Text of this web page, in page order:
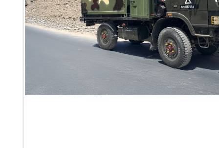
Oxygen Boosting System For Oxygen Generation Plant Psa
Inertia Test Facility
Advanced Test & Calibration Bench for Integrated Fuel
Integration Simulator
Vehicle-Mounted Expandable Battery Command Post (BCP)
Universal Self-Generating Nitrogen Service Cart (U-SGNSC)
Mobile Aviation 400Hz Load Bank (Air-Cooled & Water-
Aerospace Hydraulic Pump / Motor Test Bench
Modification of Command-and-Control Carrier Motor Track